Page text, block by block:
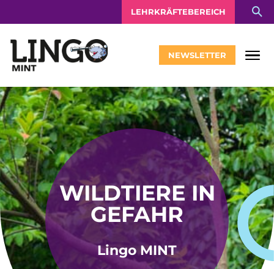
LEHRKRÄFTEBEREICH
NEWSLETTER
WILDTIERE IN
GEFAHR
Lingo MINT